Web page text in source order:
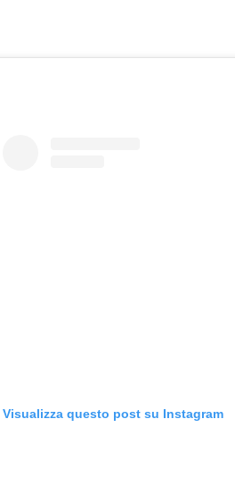
Visualizza questo post su Instagram